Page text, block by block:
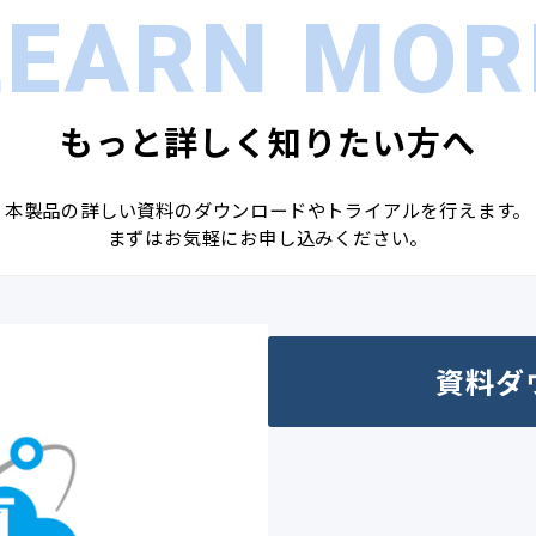
もっと詳しく知りたい方へ
本製品の詳しい資料のダウンロードやトライアルを行えます。
まずはお気軽にお申し込みください。
資料ダ